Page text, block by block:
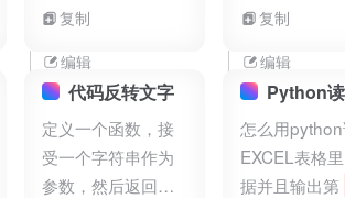
我描述的物体以
ASCII 码的形式呈
现出来。请记住只
写 ASCII 码，将内
容以代码形式输
出，不要解释你输
复制
编辑
语语言学家，
助我生成合适
种语言的名字
文名称应采用
字母的格式。
第一个描述是
复制
编辑
代码反转文字
定义一个函数，接
受一个字符串作为
参数，然后返回该
Python
怎么用python
EXCEL表格
据并且输出第